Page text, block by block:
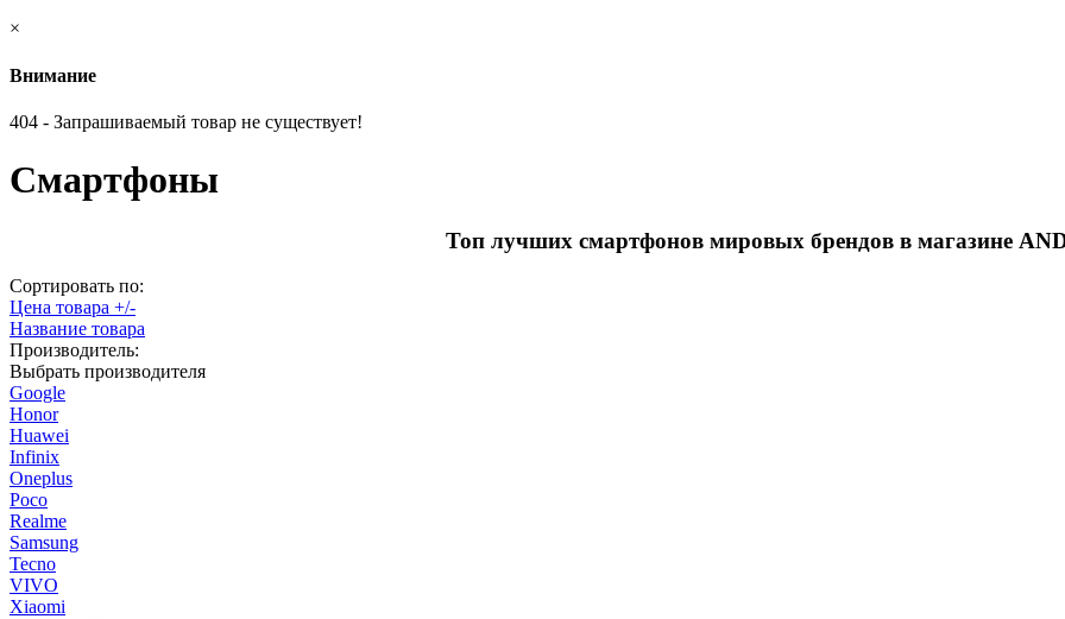
×
Внимание
404 - Запрашиваемый товар не существует!
Смартфоны
Топ лучших смартфонов мировых брендов в магазине
Сортировать по:
Цена товара +/-
Название товара
Производитель:
Выбрать производителя
Google
Honor
Huawei
Infinix
Oneplus
Poco
Realme
Samsung
Tecno
VIVO
Xiaomi